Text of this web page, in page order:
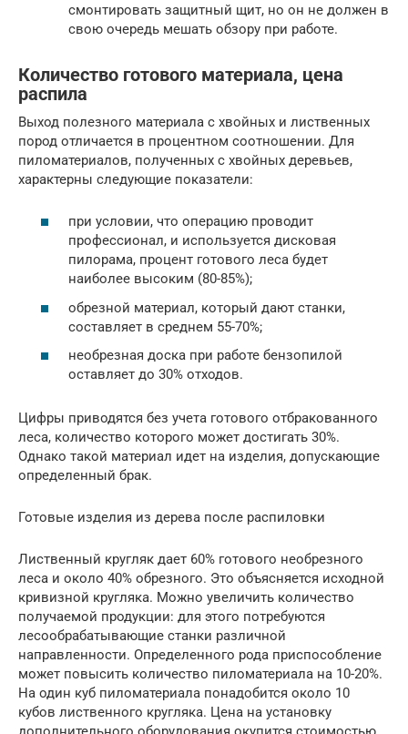
смонтировать защитный щит, но он не должен в
свою очередь мешать обзору при работе.
Количество готового материала, цена
распила
Выход полезного материала с хвойных и лиственных
пород отличается в процентном соотношении. Для
пиломатериалов, полученных с хвойных деревьев,
характерны следующие показатели:
при условии, что операцию проводит
профессионал, и используется дисковая
пилорама, процент готового леса будет
наиболее высоким (80-85%);
обрезной материал, который дают станки,
составляет в среднем 55-70%;
необрезная доска при работе бензопилой
оставляет до 30% отходов.
Цифры приводятся без учета готового отбракованного
леса, количество которого может достигать 30%.
Однако такой материал идет на изделия, допускающие
определенный брак.
Готовые изделия из дерева после распиловки
Лиственный кругляк дает 60% готового необрезного
леса и около 40% обрезного. Это объясняется исходной
кривизной кругляка. Можно увеличить количество
получаемой продукции: для этого потребуются
лесообрабатывающие станки различной
направленности. Определенного рода приспособление
может повысить количество пиломатериала на 10-20%.
На один куб пиломатериала понадобится около 10
кубов лиственного кругляка. Цена на установку